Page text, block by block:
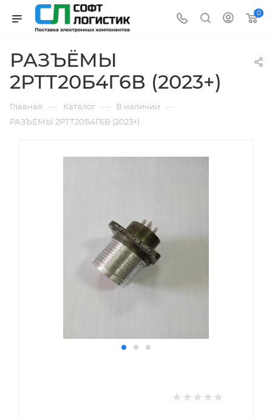
0
РАЗЪЁМЫ
2РТТ20Б4Г6В (2023+)
Главная — Каталог — В наличии —
РАЗЪЁМЫ 2РТТ20Б4Г6В (2023+)